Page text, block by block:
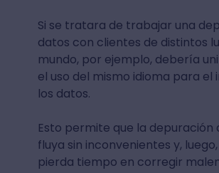
Si se tratara de trabajar una
datos con clientes de distintos
mundo, por ejemplo, debería
el uso del mismo idioma para el
los datos.
Esto permite que la depuración
fluya sin inconvenientes y,
pierda tiempo en corregir